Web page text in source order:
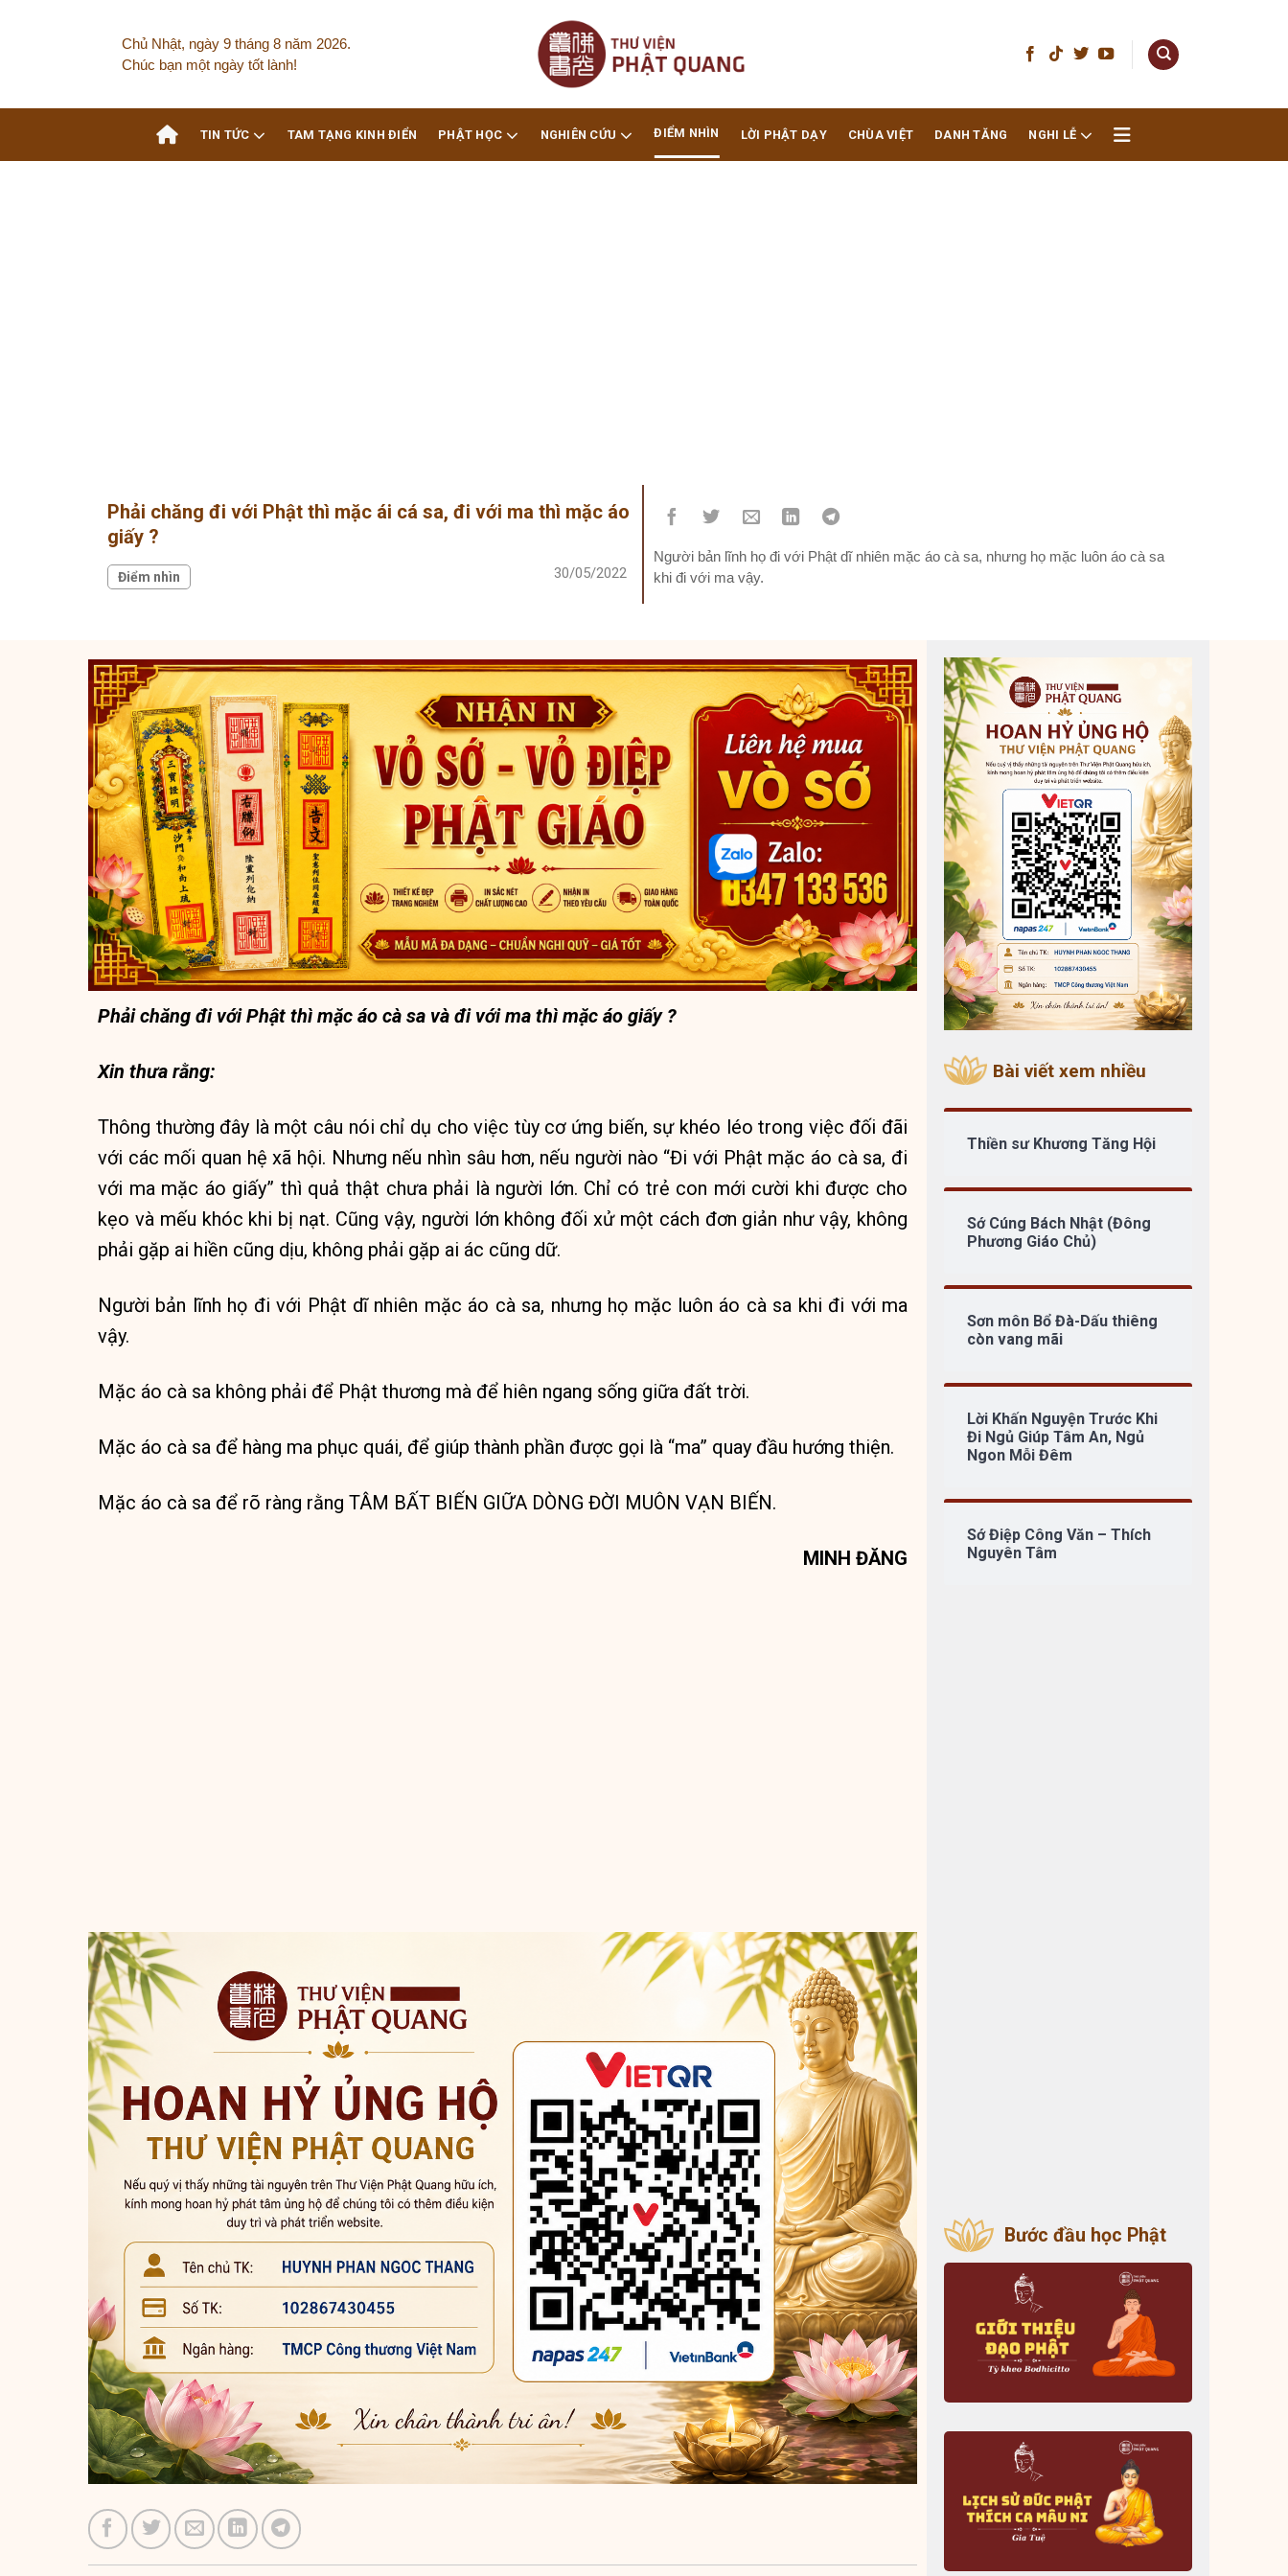
Chủ Nhật, ngày 9 tháng 8 năm 2026.
Chúc bạn một ngày tốt lành!
TIN TỨC TAM TẠNG KINH ĐIỂN PHẬT HỌC NGHIÊN CỨU ĐIỂM NHÌN LỜI PHẬT DẠY CHÙA VIỆT DANH TĂNG NGHI LỄ
Phải chăng đi với Phật thì mặc ái cá sa, đi với ma thì mặc áo
giấy ?
Điểm nhìn 30/05/2022
Người bản lĩnh họ đi với Phật dĩ nhiên mặc áo cà sa, nhưng họ mặc luôn áo cà sa
khi đi với ma vậy.
Phải chăng đi với Phật thì mặc áo cà sa và đi với ma thì mặc áo giấy ?
Xin thưa rằng:
Thông thường đây là một câu nói chỉ dụ cho việc tùy cơ ứng biến, sự khéo léo trong việc đối đãi
với các mối quan hệ xã hội. Nhưng nếu nhìn sâu hơn, nếu người nào “Đi với Phật mặc áo cà sa, đi
với ma mặc áo giấy” thì quả thật chưa phải là người lớn. Chỉ có trẻ con mới cười khi được cho
kẹo và mếu khóc khi bị nạt. Cũng vậy, người lớn không đối xử một cách đơn giản như vậy, không
phải gặp ai hiền cũng dịu, không phải gặp ai ác cũng dữ.
Người bản lĩnh họ đi với Phật dĩ nhiên mặc áo cà sa, nhưng họ mặc luôn áo cà sa khi đi với ma
vậy.
Mặc áo cà sa không phải để Phật thương mà để hiên ngang sống giữa đất trời.
Mặc áo cà sa để hàng ma phục quái, để giúp thành phần được gọi là “ma” quay đầu hướng thiện.
Mặc áo cà sa để rõ ràng rằng TÂM BẤT BIẾN GIỮA DÒNG ĐỜI MUÔN VẠN BIẾN.
MINH ĐĂNG
Bài viết xem nhiều
Thiền sư Khương Tăng Hội
Sớ Cúng Bách Nhật (Đông
Phương Giáo Chủ)
Sơn môn Bổ Đà-Dấu thiêng
còn vang mãi
Lời Khấn Nguyện Trước Khi
Đi Ngủ Giúp Tâm An, Ngủ
Ngon Mỗi Đêm
Sớ Điệp Công Văn – Thích
Nguyên Tâm
Bước đầu học Phật